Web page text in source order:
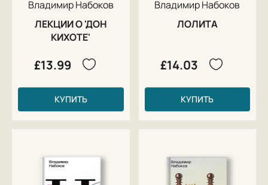
Владимир Набоков
ЛЕКЦИИ О 'ДОН
КИХОТЕ'
£13.99
КУПИТЬ
Владимир Набоков
ЛОЛИТА
£14.03
КУПИТЬ